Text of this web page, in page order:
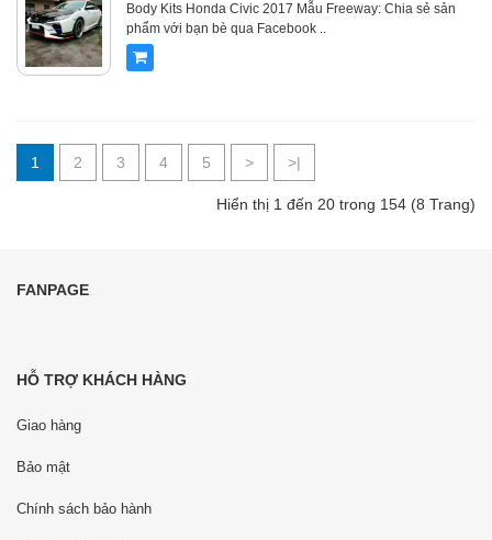
Body Kits Honda Civic 2017 Mẫu Freeway: Chia sẻ sản
phẩm với bạn bè qua Facebook ..
1 2 3 4 5 > >|
Hiển thị 1 đến 20 trong 154 (8 Trang)
FANPAGE
HỖ TRỢ KHÁCH HÀNG
Giao hàng
Bảo mật
Chính sách bảo hành